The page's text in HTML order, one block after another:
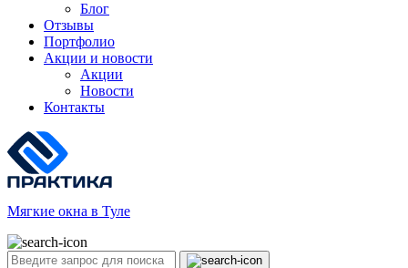
Блог
Отзывы
Портфолио
Акции и новости
Акции
Новости
Контакты
Мягкие окна в Туле